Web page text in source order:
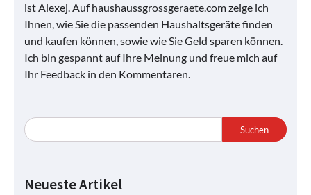
ist Alexej. Auf haushaussgrossgeraete.com zeige ich
Ihnen, wie Sie die passenden Haushaltsgeräte finden
und kaufen können, sowie wie Sie Geld sparen können.
Ich bin gespannt auf Ihre Meinung und freue mich auf
Ihr Feedback in den Kommentaren.
Suchen
Neueste Artikel